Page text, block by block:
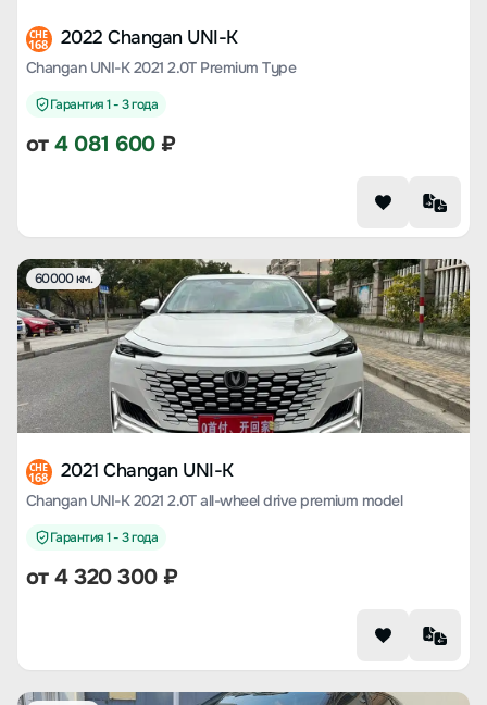
CHE
168 2022 Changan UNI-K
Changan UNI-K 2021 2.0T Premium Type
Гарантия 1 - 3 года
от4 081 600₽
60000 км.
CHE
168 2021 Changan UNI-K
Changan UNI-K 2021 2.0T all-wheel drive premium model
Гарантия 1 - 3 года
от4 320 300₽